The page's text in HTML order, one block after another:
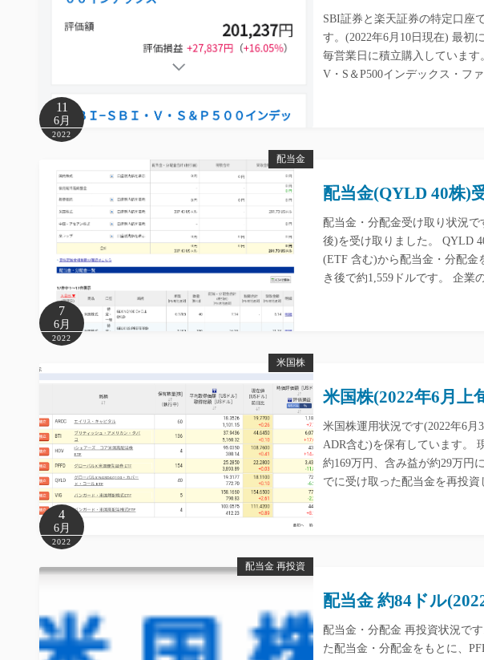
11
6月
2022
SBI証券と楽天証券の特定口座
す。(2022年6月10日現在) 最初
毎営業日に積立購入しています
V・S＆P500インデックス・フ
配当金
7
6月
2022
配当金(QYLD 40株)
配当金・分配金受け取り状況
後)を受け取りました。 QYLD
(ETF 含む)から配当金・分配金
き後で約1,559ドルです。 企
米国株
4
6月
2022
米国株(2022年6月上
米国株運用状況です(2022年6月
ADR含む)を保有しています。
約169万円、含み益が約29万円
でに受け取った配当金を再投
配当金 再投資
配当金 約84ドル
配当金・分配金 再投資状況で
た配当金・分配金をもとに、